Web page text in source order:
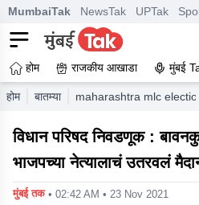
MumbaiTak NewsTak UPTak
होम राजकीय आखाडा मुंबई
होम बातम्या maharashtra mlc
विधान परिषद निवडणूक :
भाजपच्या नेत्यालाचं उतरवलं
मुंबई तक • 02:42 AM • 23 Nov 2021